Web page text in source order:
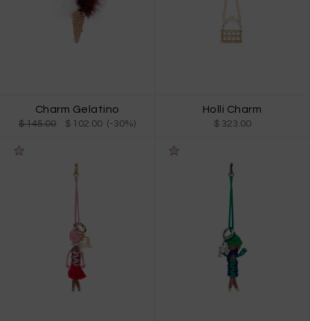
Charm Gelatino
$ 145.00 $ 102.00 (-30%)
Holli Charm
$ 323.00